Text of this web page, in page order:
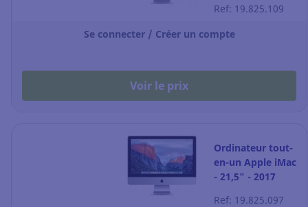
Ref: 19.825.109
Se connecter / Créer un compte
Voir le prix
Ordinateur tout-
en-un Apple iMac
- 21,5" - 2017
Ref: 19.825.097